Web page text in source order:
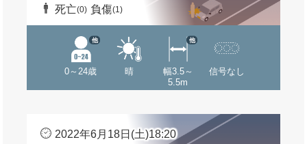
死亡(0) 負傷(1)
0～24歳
他
晴
幅3.5～
5.5m
他
信号なし
2022年6月18日(土)18:20